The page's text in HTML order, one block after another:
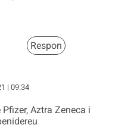
Respon
| 09:34
Aztra Zeneca i